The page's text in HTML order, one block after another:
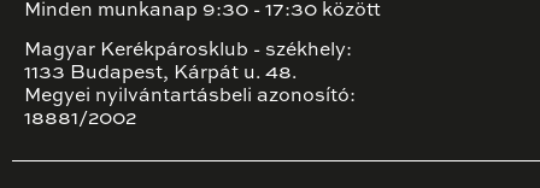
Minden munkanap 9:30 - 17:30 között
Magyar Kerékpárosklub - székhely:
1133 Budapest, Kárpát u. 48.
Megyei nyilvántartásbeli azonosító:
18881/2002